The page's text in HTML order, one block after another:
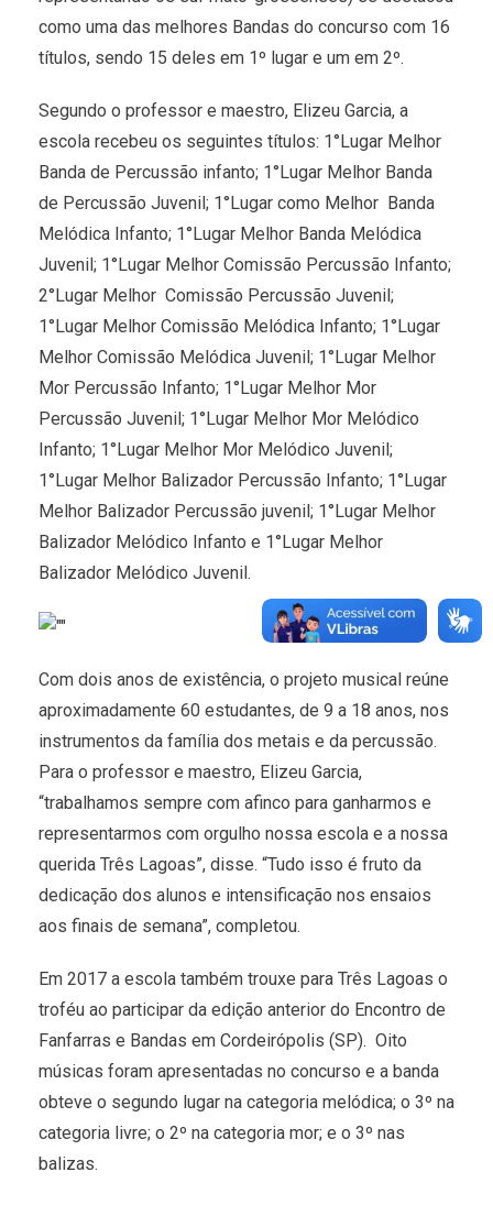
como uma das melhores Bandas do concurso com 16
títulos, sendo 15 deles em 1º lugar e um em 2º.
Segundo o professor e maestro, Elizeu Garcia, a
escola recebeu os seguintes títulos: 1°Lugar Melhor
Banda de Percussão infanto; 1°Lugar Melhor Banda
de Percussão Juvenil; 1°Lugar como Melhor Banda
Melódica Infanto; 1°Lugar Melhor Banda Melódica
Juvenil; 1°Lugar Melhor Comissão Percussão Infanto;
2°Lugar Melhor Comissão Percussão Juvenil;
1°Lugar Melhor Comissão Melódica Infanto; 1°Lugar
Melhor Comissão Melódica Juvenil; 1°Lugar Melhor
Mor Percussão Infanto; 1°Lugar Melhor Mor
Percussão Juvenil; 1°Lugar Melhor Mor Melódico
Infanto; 1°Lugar Melhor Mor Melódico Juvenil;
1°Lugar Melhor Balizador Percussão Infanto; 1°Lugar
Melhor Balizador Percussão juvenil; 1°Lugar Melhor
Balizador Melódico Infanto e 1°Lugar Melhor
Balizador Melódico Juvenil.
Com dois anos de existência, o projeto musical reúne
aproximadamente 60 estudantes, de 9 a 18 anos, nos
instrumentos da família dos metais e da percussão.
Para o professor e maestro, Elizeu Garcia,
“trabalhamos sempre com afinco para ganharmos e
representarmos com orgulho nossa escola e a nossa
querida Três Lagoas”, disse. “Tudo isso é fruto da
dedicação dos alunos e intensificação nos ensaios
aos finais de semana”, completou.
Em 2017 a escola também trouxe para Três Lagoas o
troféu ao participar da edição anterior do Encontro de
Fanfarras e Bandas em Cordeirópolis (SP). Oito
músicas foram apresentadas no concurso e a banda
obteve o segundo lugar na categoria melódica; o 3º na
categoria livre; o 2º na categoria mor; e o 3º nas
balizas.